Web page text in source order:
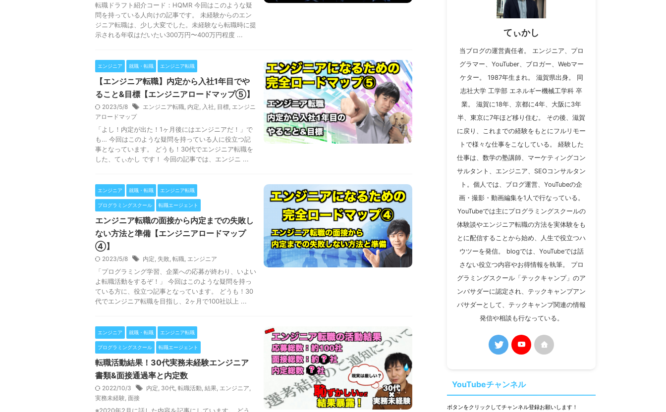
転職ドラフト紹介コード：HQMR 今回はこのような疑
問を持っている人向けの記事です。 未経験からのエン
ジニア転職は、少し大変でした。未経験なら転職時に提
示される年収はだいたい300万円〜400万円程度 ...
エンジニア 就職・転職 エンジニア転職
【エンジニア転職】内定から入社1年目でや
ること&目標【エンジニアロードマップ⑤】
2023/5/8 エンジニア転職, 内定, 入社, 目標, エンジニ
アロードマップ
「よし！内定が出た！1ヶ月後にはエンジニアだ！」で
も… 今回はこのような疑問を持っている人に役立つ記
事となっています。 どうも！30代でエンジニア転職を
した、てぃかし です！ 今回の記事では、エンジニ ...
エンジニア 就職・転職 エンジニア転職
プログラミングスクール 転職エージェント
エンジニア転職の面接から内定までの失敗し
ない方法と準備【エンジニアロードマップ
④】
2023/5/8 内定, 失敗, 転職, エンジニア
「プログラミング学習、企業への応募が終わり、いよい
よ転職活動をするぞ！」 今回はこのような疑問を持っ
ている方に、役立つ記事となっています。 どうも！30
代でエンジニア転職を目指し、2ヶ月で100社以上 ...
エンジニア 就職・転職 エンジニア転職
プログラミングスクール 転職エージェント
転職活動結果！30代実務未経験エンジニア
書類&面接通過率と内定数
2022/10/3 内定, 30代, 転職活動, 結果, エンジニア,
実務未経験, 面接
てぃかし
当ブログの運営責任者。 エンジニア、プロ
グラマー、YouTuber、ブロガー、Webマー
ケター。 1987年生まれ。 滋賀県出身。 同
志社大学 工学部 エネルギー機械工学科 卒
業。 滋賀に18年、京都に4年、大阪に3年
半、東京に7年ほど移り住む。 その後、滋賀
に戻り、これまでの経験をもとにフルリモー
トで様々な仕事をこなしている。 経験した
仕事は、数学の塾講師、マーケティングコン
サルタント、エンジニア、SEOコンサルタン
ト。個人では、ブログ運営、YouTubeの企
画・撮影・動画編集を1人で行なっている。
YouTubeでは主にプログラミングスクールの
体験談やエンジニア転職の方法を実体験をも
とに配信することから始め、人生で役立つハ
ウツーを発信。 blogでは、YouTubeでは話
さない役立つ内容やお得情報を執筆。 プロ
グラミングスクール「テックキャンプ」のア
ンバサダーに認定され、テックキャンプアン
バサダーとして、テックキャンプ関連の情報
発信や相談も行なっている。
YouTubeチャンネル
ボタンをクリックしてチャンネル登録お願いします！